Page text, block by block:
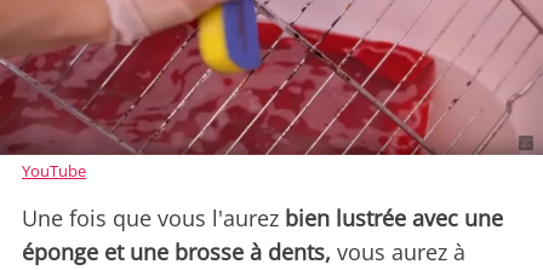
YouTube
Une fois que vous l'aurez bien lustrée avec une
éponge et une brosse à dents, vous aurez à